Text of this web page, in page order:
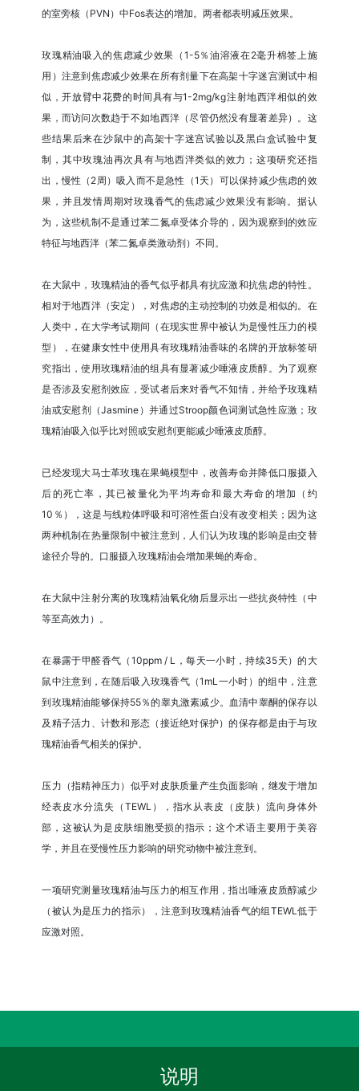
的室旁核（PVN）中Fos表达的增加。两者都表明减压效果。
玫瑰精油吸入的焦虑减少效果（1-5％油溶液在2毫升棉签上施
用）注意到焦虑减少效果在所有剂量下在高架十字迷宫测试中相
似，开放臂中花费的时间具有与1-2mg/kg注射地西泮相似的效
果，而访问次数趋于不如地西泮（尽管仍然没有显著差异）。这
些结果后来在沙鼠中的高架十字迷宫试验以及黑白盒试验中复
制，其中玫瑰油再次具有与地西泮类似的效力；这项研究还指
出，慢性（2周）吸入而不是急性（1天）可以保持减少焦虑的效
果，并且发情周期对玫瑰香气的焦虑减少效果没有影响。据认
为，这些机制不是通过苯二氮卓受体介导的，因为观察到的效应
特征与地西泮（苯二氮卓类激动剂）不同。
在大鼠中，玫瑰精油的香气似乎都具有抗应激和抗焦虑的特性。
相对于地西泮（安定），对焦虑的主动控制的功效是相似的。在
人类中，在大学考试期间（在现实世界中被认为是慢性压力的模
型），在健康女性中使用具有玫瑰精油香味的名牌的开放标签研
究指出，使用玫瑰精油的组具有显著减少唾液皮质醇。为了观察
是否涉及安慰剂效应，受试者后来对香气不知情，并给予玫瑰精
油或安慰剂（Jasmine）并通过Stroop颜色词测试急性应激；玫
瑰精油吸入似乎比对照或安慰剂更能减少唾液皮质醇。
已经发现大马士革玫瑰在果蝇模型中，改善寿命并降低口服摄入
后的死亡率，其已被量化为平均寿命和最大寿命的增加（约
10％），这是与线粒体呼吸和可溶性蛋白没有改变相关；因为这
两种机制在热量限制中被注意到，人们认为玫瑰的影响是由交替
途径介导的。口服摄入玫瑰精油会增加果蝇的寿命。
在大鼠中注射分离的玫瑰精油氧化物后显示出一些抗炎特性（中
等至高效力）。
在暴露于甲醛香气（10ppm / L，每天一小时，持续35天）的大
鼠中注意到，在随后吸入玫瑰香气（1mL一小时）的组中，注意
到玫瑰精油能够保持55％的睾丸激素减少。血清中睾酮的保存以
及精子活力、计数和形态（接近绝对保护）的保存都是由于与玫
瑰精油香气相关的保护。
压力（指精神压力）似乎对皮肤质量产生负面影响，继发于增加
经表皮水分流失（TEWL），指水从表皮（皮肤）流向身体外
部，这被认为是皮肤细胞受损的指示；这个术语主要用于美容
学，并且在受慢性压力影响的研究动物中被注意到。
一项研究测量玫瑰精油与压力的相互作用，指出唾液皮质醇减少
（被认为是压力的指示），注意到玫瑰精油香气的组TEWL低于
应激对照。
说明